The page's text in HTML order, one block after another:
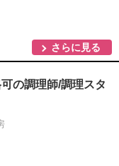
さらに見る
の調理師/調理スタ